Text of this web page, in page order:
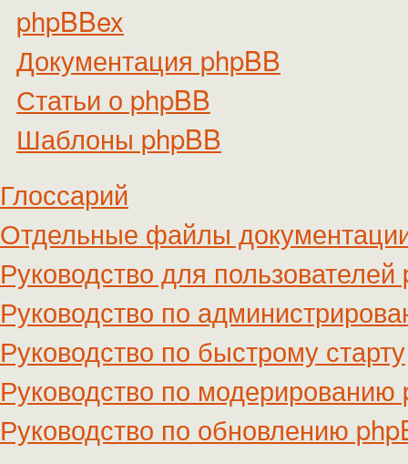
phpBBex
Документация phpBB
Статьи о phpBB
Шаблоны phpBB
Глоссарий
Отдельные файлы
Руководство для пользователей
Руководство по
Руководство по быстрому старту
Руководство по модерированию
Руководство по обновлению